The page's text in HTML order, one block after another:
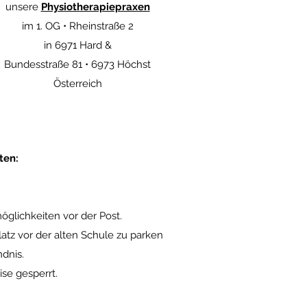
unsere Physiotherapiepraxen
im 1. OG • Rheinstraße 2
in 6971 Hard &
Bundesstraße 81 • 6973 Höchst
Österreich
vor der Post.
vor der alten Schule zu parken
gesperrt.